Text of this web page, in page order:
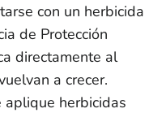
con un herbicida
de Protección
directamente al
a crecer.
aplique herbicidas